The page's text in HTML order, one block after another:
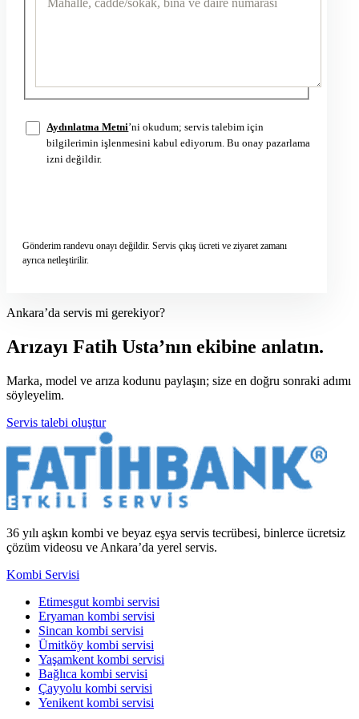
Aydınlatma Metni’ni okudum; servis talebim için
bilgilerimin işlenmesini kabul ediyorum. Bu onay pazarlama
izni değildir.
Gönderim randevu onayı değildir. Servis çıkış ücreti ve ziyaret zamanı
ayrıca netleştirilir.
Ankara’da servis mi gerekiyor?
Arızayı Fatih Usta’nın ekibine anlatın.
Marka, model ve arıza kodunu paylaşın; size en doğru sonraki adımı
söyleyelim.
Servis talebi oluştur
36 yılı aşkın kombi ve beyaz eşya servis tecrübesi, binlerce ücretsiz
çözüm videosu ve Ankara’da yerel servis.
Kombi Servisi
Etimesgut kombi servisi
Eryaman kombi servisi
Sincan kombi servisi
Ümitköy kombi servisi
Yaşamkent kombi servisi
Bağlıca kombi servisi
Çayyolu kombi servisi
Yenikent kombi servisi